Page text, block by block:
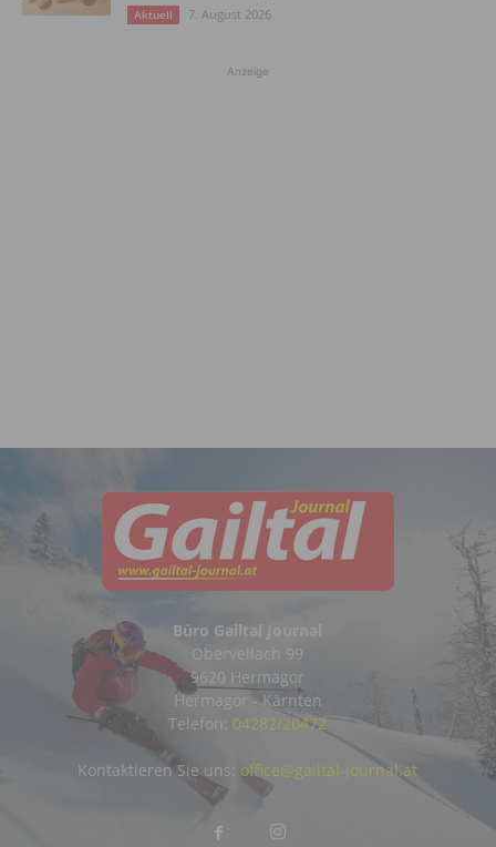
Aktuell 7. August 2026
Anzeige
Büro Gailtal Journal
Obervellach 99
9620 Hermagor
Hermagor - Kärnten
Telefon: 04282/20472
Kontaktieren Sie uns: office@gailtal-journal.at